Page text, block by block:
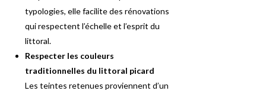
typologies, elle facilite des rénovations
qui respectent l’échelle et l’esprit du
littoral.
Respecter les couleurs
traditionnelles du littoral picard
Les teintes retenues proviennent d’un